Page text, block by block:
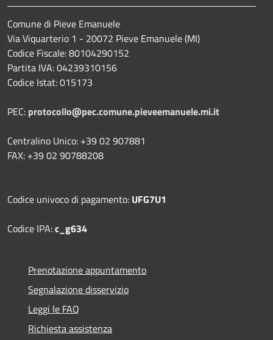
Comune di Pieve Emanuele
Via Viquarterio 1 - 20072 Pieve Emanuele (MI)
Codice Fiscale: 80104290152
Partita IVA: 04239310156
Codice Istat: 015173
PEC: protocollo@pec.comune.pieveemanuele.mi.it
Centralino Unico: +39 02 907881
FAX: +39 02 90788208
Codice univoco di pagamento: UFG7U1
Codice IPA:c_g634
Prenotazione appuntamento
Segnalazione disservizio
Leggi le FAQ
Richiesta assistenza